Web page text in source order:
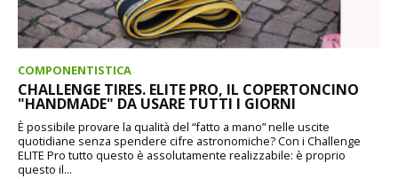
COMPONENTISTICA
CHALLENGE TIRES. ELITE PRO, IL COPERTONCINO
"HANDMADE" DA USARE TUTTI I GIORNI
È possibile provare la qualità del “fatto a mano” nelle uscite
quotidiane senza spendere cifre astronomiche? Con i Challenge
ELITE Pro tutto questo è assolutamente realizzabile: è proprio
questo il...